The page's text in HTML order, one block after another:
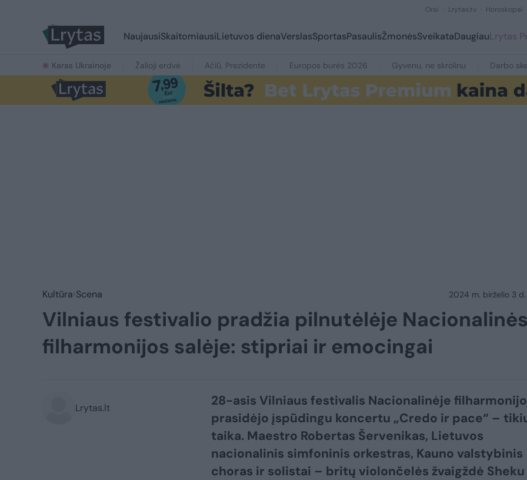
Orai Lrytas.tv Horoskopai
NaujausiSkaitomiausiLietuvos dienaVerslasSportasPasaulisŽmonėsSveikataDaugiauLrytas
Karas Ukrainoje Žalioji erdvė Ačiū, Prezidente Europos burės 2026 Gyvenu, ne skrolinu Darbo
Kultūra Scena 2024 m. birželio 3 d.
Vilniaus festivalio pradžia pilnutėlėje
filharmonijos salėje: stipriai ir emocingai
Lrytas.lt
28-asis Vilniaus festivalis Nacionalinėje
prasidėjo įspūdingu koncertu „Credo ir pace“ –
taika. Maestro Robertas Šervenikas, Lietuvos
nacionalinis simfoninis orkestras, Kauno valstybinis
choras ir solistai – britų violončelės žvaigždė Sheku